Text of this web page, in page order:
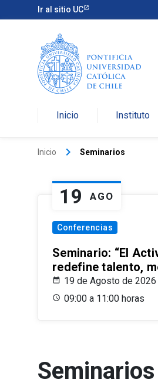
Ir al sitio UC
Inicio Instituto
Inicio keyboard_arrow_right Seminarios
19 AGO
Conferencias
Seminario: “El
redefine talento,
19 de Agosto de 2026
09:00 a 11:00 horas
Seminarios